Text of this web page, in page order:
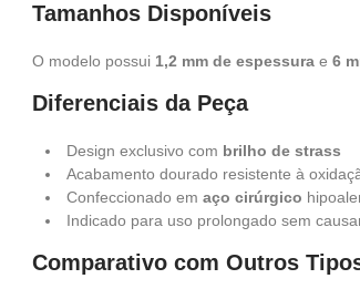
Tamanhos Disponíveis
O modelo possui 1,2 mm de espessura e 6
Diferenciais da Peça
Design exclusivo com brilho de strass
Acabamento dourado resistente à
Confeccionado em aço cirúrgico
Indicado para uso prolongado sem
Comparativo com Outros